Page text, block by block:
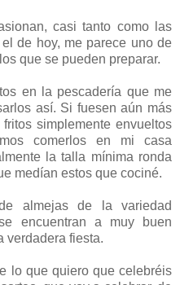
casi tanto como las
de hoy, me parece uno de
que se pueden preparar.
en la pescadería que me
así. Si fuesen aún más
simplemente envueltos
comerlos en mi casa
la talla mínima ronda
medían estos que cociné.
almejas de la variedad
encuentran a muy buen
verdadera fiesta.
lo que quiero que celebréis